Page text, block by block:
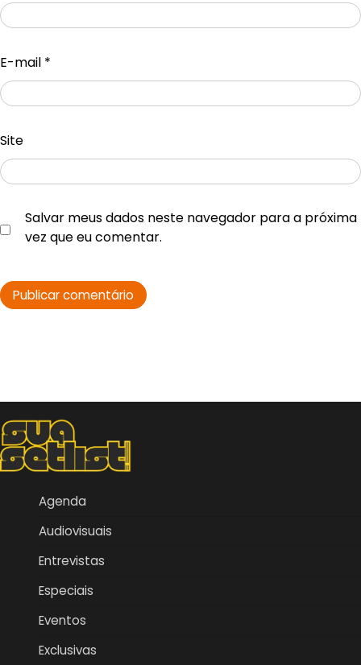
E-mail *
Site
Salvar meus dados neste navegador para a próxima
vez que eu comentar.
Agenda
Audiovisuais
Entrevistas
Especiais
Eventos
Exclusivas